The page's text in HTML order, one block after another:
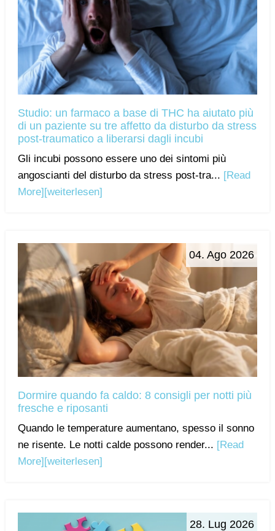
Studio: un farmaco a base di THC ha aiutato più
di un paziente su tre affetto da disturbo da stress
post-traumatico a liberarsi dagli incubi
Gli incubi possono essere uno dei sintomi più
angoscianti del disturbo da stress post-tra... [Read
More][weiterlesen]
04. Ago 2026
Dormire quando fa caldo: 8 consigli per notti più
fresche e riposanti
Quando le temperature aumentano, spesso il sonno
ne risente. Le notti calde possono render... [Read
More][weiterlesen]
28. Lug 2026